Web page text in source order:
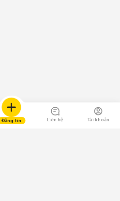
Đăng tin Liên hệ Tài khoản